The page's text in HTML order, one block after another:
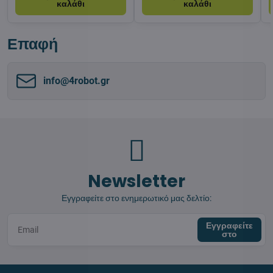
καλάθι
καλάθι
Επαφή
info​@4robot​.gr
Newsletter
Εγγραφείτε στο ενημερωτικό μας δελτίο:
Εγγραφείτε
στο